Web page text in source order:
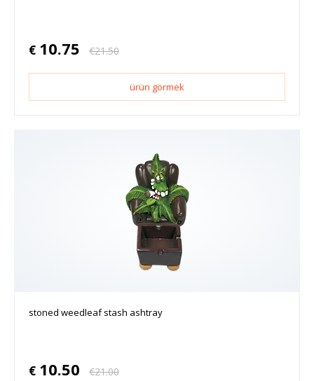
€ 10.75 €21.50
ürün görmek
stoned weedleaf stash ashtray
€ 10.50 €21.00